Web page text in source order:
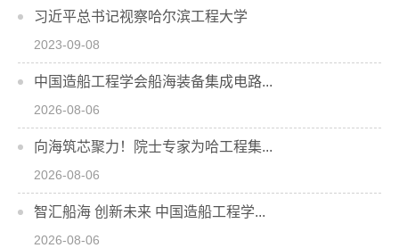
习近平总书记视察哈尔滨工程大学
2023-09-08
中国造船工程学会船海装备集成电路...
2026-08-06
向海筑芯聚力！院士专家为哈工程集...
2026-08-06
智汇船海 创新未来 中国造船工程学...
2026-08-06